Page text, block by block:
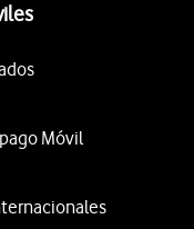
Móvil